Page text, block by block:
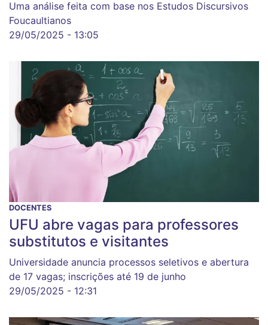
Uma análise feita com base nos Estudos Discursivos
Foucaultianos
29/05/2025 - 13:05
DOCENTES
UFU abre vagas para professores
substitutos e visitantes
Universidade anuncia processos seletivos e abertura
de 17 vagas; inscrições até 19 de junho
29/05/2025 - 12:31